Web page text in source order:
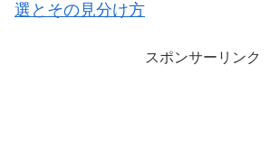
選とその見分け方
スポンサーリンク